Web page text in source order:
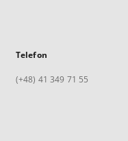
Telefon
(+48) 41 349 71 55